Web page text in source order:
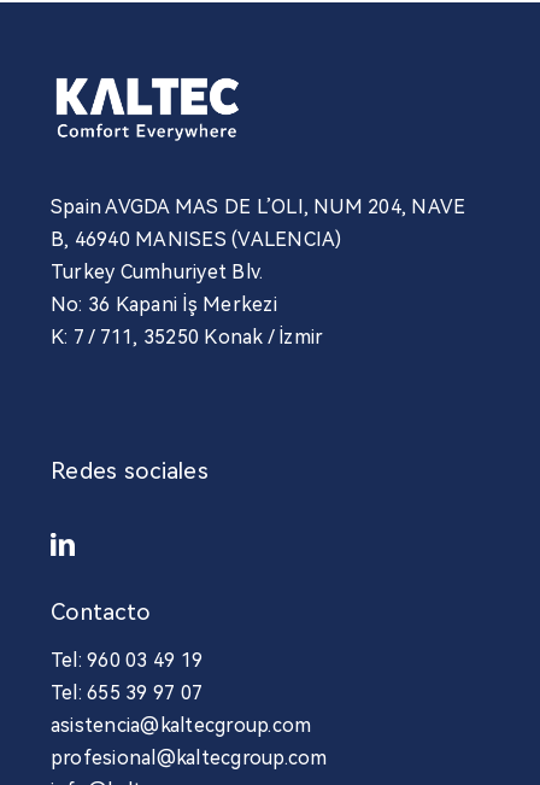
Spain AVGDA MAS DE L’OLI, NUM 204, NAVE
B, 46940 MANISES (VALENCIA)
Turkey Cumhuriyet Blv.
No: 36 Kapani İş Merkezi
K: 7 / 711, 35250 Konak / İzmir
Contacto
Tel: 960 03 49 19
Tel: 655 39 97 07
asistencia@kaltecgroup.com
profesional@kaltecgroup.com
Redes sociales